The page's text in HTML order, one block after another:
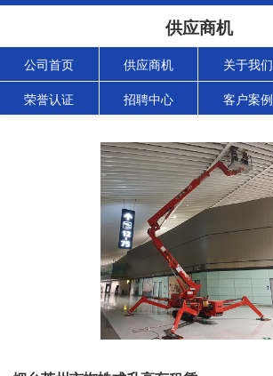
供应商机
公司首页 供应商机 关于我们
荣誉认证 招聘中心 客户案例